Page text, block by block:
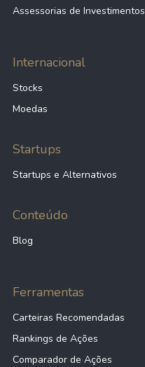
Assessorias de Investimentos
Internacional
Stocks
Moedas
Startups
Startups e Alternativos
Conteúdo
Blog
Ferramentas
Carteiras Recomendadas
Rankings de Ações
Comparador de Ações